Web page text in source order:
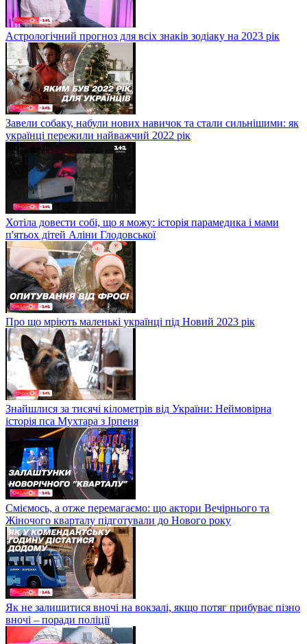
Астрологічний прогноз для всіх знаків зодіаку на 2023 рік
Завели собаку, набули нових навичок та стали сильнішими: як
українці пережили найважчий 2022 рік
Хотіла довести собі, що я можу: історія парамедика і мами
п'ятьох дітей Аліни Глодовської
Про що мріють маленькі українці під Новий 2023 рік
Знайшлися за тисячі кілометрів від України: Неймовірна
історія пса Мухтара з Ірпеня
Сміємось, а отже перемагаємо: що актори Вечірнього та
Жіночого кварталу підготували до Нового року
Як не залишитися вночі на вокзалі, якщо потяг прибуває пізно
вночі – поради поліції